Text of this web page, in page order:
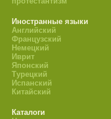
Иностранные языки
Английский
Французский
Немецкий
Иврит
Японский
Турецкий
Испанский
Китайский
Каталоги